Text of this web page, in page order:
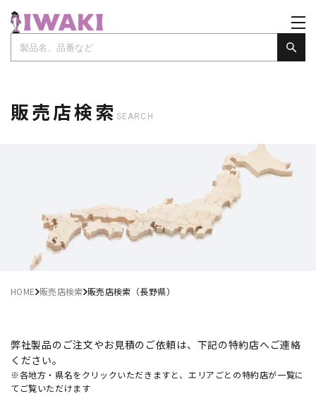
販売店検索 SEARCH
HOME 販売店検索 販売店検索（長野県）
弊社製品のご注文やお見積のご依頼は、下記の特約店へご連絡
ください。
※各地方・県名をクリックいただきますと、エリアごとの特約店が一覧に
てご覧いただけます